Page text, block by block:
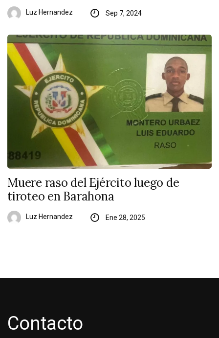
Luz Hernandez Sep 7, 2024
Muere raso del Ejército luego de
tiroteo en Barahona
Luz Hernandez Ene 28, 2025
Contacto